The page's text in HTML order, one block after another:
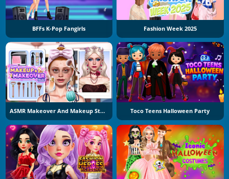
BFFs K-Pop Fangirls Fashion Week 2025
ASMR Makeover And Makeup Studio Toco Teens Halloween Party